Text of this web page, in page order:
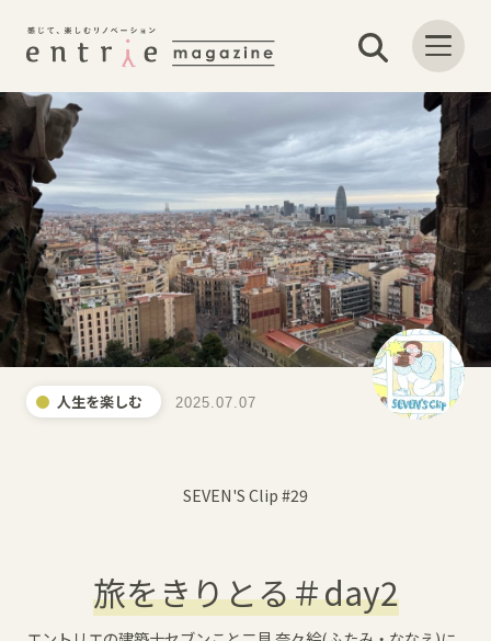
人生を楽しむ 2025.07.07
SEVEN'S Clip#29
旅をきりとる＃day2